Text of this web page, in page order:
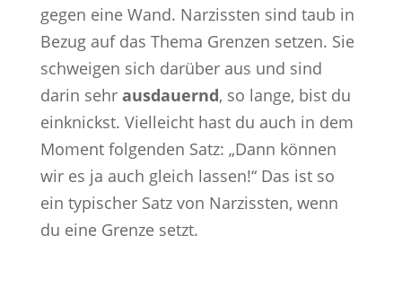
gegen eine Wand. Narzissten sind taub in
Bezug auf das Thema Grenzen setzen. Sie
schweigen sich darüber aus und sind
darin sehr ausdauernd, so lange, bist du
einknickst. Vielleicht hast du auch in dem
Moment folgenden Satz: „Dann können
wir es ja auch gleich lassen!“ Das ist so
ein typischer Satz von Narzissten, wenn
du eine Grenze setzt.